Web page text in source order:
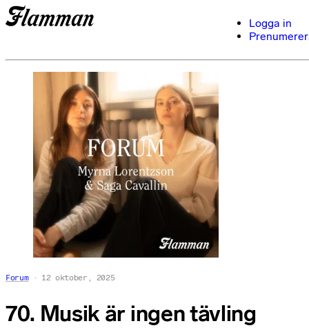
Logga in
Forum 12 oktober, 2025
70. Musik är ingen tävling